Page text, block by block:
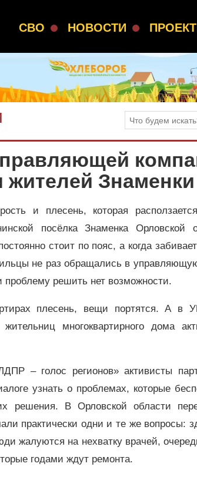
СВО НОВОСТИ
жителей Знаменки
и плесень, которая
посёлка Знаменка
стоит по пояс, а когда
не раз обращались в
решить нет возможности.
плесень, вещи портятся. А в
многоквартирного дома
– голос регионов» активисты
узнать о проблемах, которые
решения. В Орловской области
практически одни и те же вопросы:
жалуются на нехватку врачей,
годами ждут ремонта.